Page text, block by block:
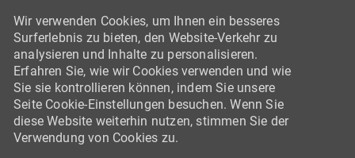
Wir verwenden Cookies, um Ihnen ein besseres
Surferlebnis zu bieten, den Website-Verkehr zu
analysieren und Inhalte zu personalisieren.
Erfahren Sie, wie wir Cookies verwenden und wie
Sie sie kontrollieren können, indem Sie unsere
Seite Cookie-Einstellungen besuchen. Wenn Sie
diese Website weiterhin nutzen, stimmen Sie der
Verwendung von Cookies zu.